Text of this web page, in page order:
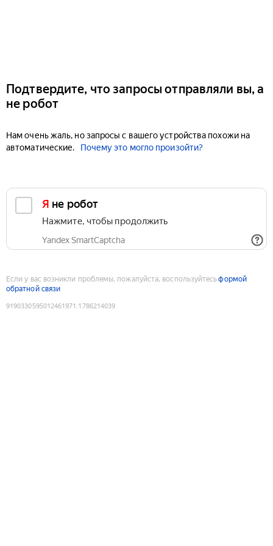
Подтвердите, что запросы отправляли вы, а
не робот
Нам очень жаль, но запросы с вашего устройства похожи на
автоматические.
Почему это могло произойти?
Я не робот
Нажмите, чтобы продолжить
Yandex SmartCaptcha
Если у вас возникли проблемы, пожалуйста, воспользуйтесьформой
обратной связи
9190330595012461971 :1786214039